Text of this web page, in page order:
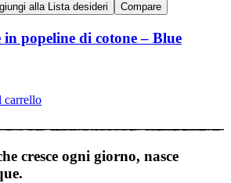
alla Lista desideri Compare
in popeline di cotone – Blue
carrello
cresce ogni giorno, nasce